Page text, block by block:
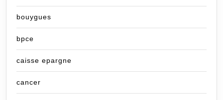
bouygues
bpce
caisse epargne
cancer